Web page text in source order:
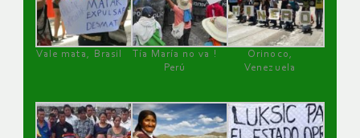
Vale mata, Brasil
Tía María no va !
Perú
Orinoco,
Venezuela